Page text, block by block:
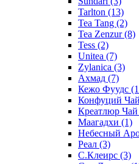
Tarlton (13)
Tea Tang (2)
Tea Zenzur(8)
Tess (2)
Unitea (7)
Zylanica (3)
Ахмад (7)
Кежо Фуудс
Конфуций Чай
Креатлюр Чай
Маагадхи (1)
Небесный
Реал (3)
С.Клеирс (3)